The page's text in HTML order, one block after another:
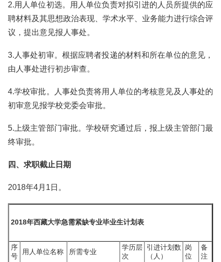
2.用人单位初选。用人单位负责对拟引进的人员所提供的应
聘材料及其思想政治表现、学术水平、业务能力进行综合评
议，提出意见报人事处。
3.人事处初审。根据应聘者投递的材料和所在单位的意见，
由人事处进行初步审查。
4.学校审批。人事处负责将用人单位的考核意见及人事处的
初审意见报学校党委会审批。
5.上级主管部门审批。学校研究通过后，报上级主管部门最
终审批。
四、求职截止日期
2018年4月1日。
2018年西藏大学急需紧缺专业毕业生计划表
序
号
用人单位名称 所需专业
学历层
次
引进计划数
（人）
岗
位
备
注